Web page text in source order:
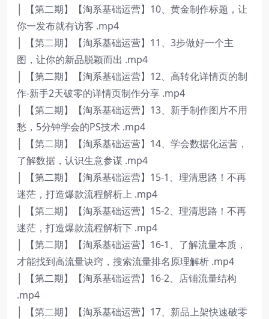
│ 【第二期】【淘系基础运营】10、黄金制作标题，让
你一发布就有访客 .mp4
│ 【第二期】【淘系基础运营】11、3步做好一个主
图，让你的新品脱颖而出 .mp4
│ 【第二期】【淘系基础运营】12、高转化详情页的制
作-新手2天破零的详情页制作分享 .mp4
│ 【第二期】【淘系基础运营】13、新手制作图片不用
愁，5分钟学会的PS技术 .mp4
│ 【第二期】【淘系基础运营】14、学会数据化运营，
了解数据，认识生意参谋 .mp4
│ 【第二期】【淘系基础运营】15-1、理清思路！不再
迷茫，打造爆款流程解析上 .mp4
│ 【第二期】【淘系基础运营】15-2、理清思路！不再
迷茫，打造爆款流程解析下 .mp4
│ 【第二期】【淘系基础运营】16-1、了解流量本质，
才能找到高流量诀窍，搜索流量排名原理解析 .mp4
│ 【第二期】【淘系基础运营】16-2、店铺流量结构
.mp4
│ 【第二期】【淘系基础运营】17、新品上架快速破零